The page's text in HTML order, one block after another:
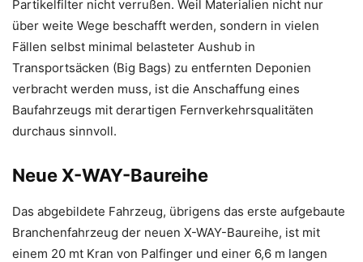
Partikelfilter nicht verrußen. Weil Materialien nicht nur
über weite Wege beschafft werden, sondern in vielen
Fällen selbst minimal belasteter Aushub in
Transportsäcken (Big Bags) zu entfernten Deponien
verbracht werden muss, ist die Anschaffung eines
Baufahrzeugs mit derartigen Fernverkehrsqualitäten
durchaus sinnvoll.
Neue X-WAY-Baureihe
Das abgebildete Fahrzeug, übrigens das erste aufgebaute
Branchenfahrzeug der neuen X-WAY-Baureihe, ist mit
einem 20 mt Kran von Palfinger und einer 6,6 m langen